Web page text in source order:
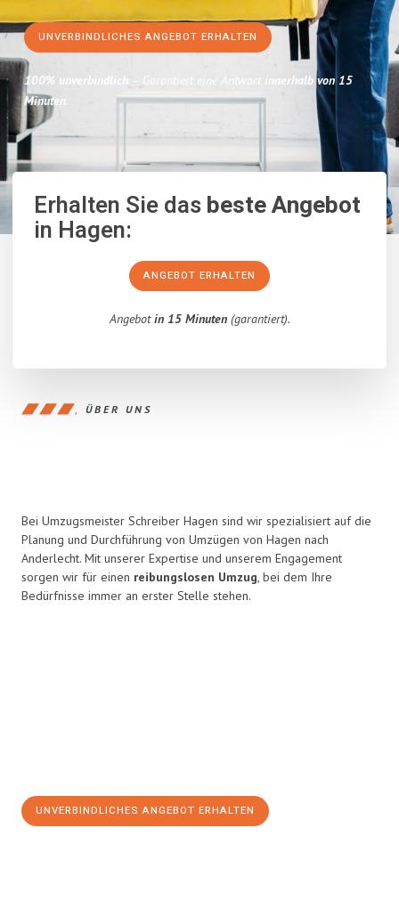
UNVERBINDLICHES ANGEBOT ERHALTEN
100% unverbindlich – Garantiert eine Antwort innerhalb von 15
Minuten.
Erhalten Sie dasbeste Angebot
in Hagen:
ANGEBOT ERHALTEN
Angebotin 15 Minuten(garantiert).
ÜBER UNS
Bei Umzugsmeister Schreiber Hagen sind wir spezialisiert auf die
Planung und Durchführung von Umzügen von Hagen nach
Anderlecht. Mit unserer Expertise und unserem Engagement
sorgen wir für einen reibungslosen Umzug, bei dem Ihre
Bedürfnisse immer an erster Stelle stehen.
UNVERBINDLICHES ANGEBOT ERHALTEN